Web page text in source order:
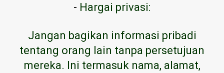
- Hargai privasi:
Jangan bagikan informasi pribadi
tentang orang lain tanpa persetujuan
mereka. Ini termasuk nama, alamat,